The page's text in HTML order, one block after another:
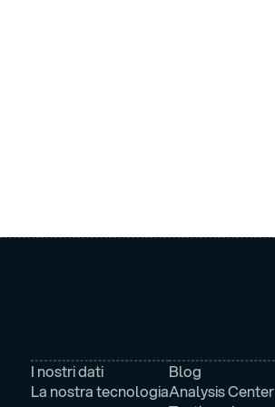
I nostri dati
La nostra tecnologia
Blog
Analysis Center